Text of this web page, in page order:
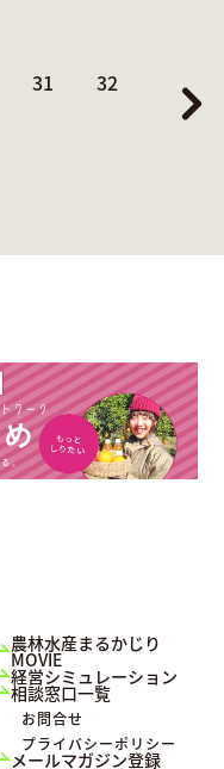
31 32
農林水産まるかじり
MOVIE
経営シミュレーション
相談窓口一覧
お問合せ
プライバシーポリシー
メールマガジン登録